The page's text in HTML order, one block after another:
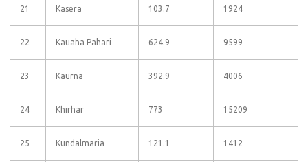
21 Kasera 103.7 1924
22 Kauaha Pahari 624.9 9599
23 Kaurna 392.9 4006
24 Khirhar 773 15209
25 Kundalmaria 121.1 1412